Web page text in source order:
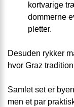
kortvarige
dommerne
pletter.
Desuden rykker
hvor Graz
Samlet set er
men et par